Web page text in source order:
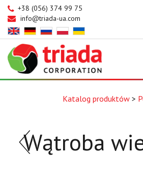
+38 (056) 374 99 75
info@triada-ua.com
Katalog produktów>
Wątroba